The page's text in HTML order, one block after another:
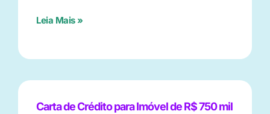
Leia Mais »
Carta de Crédito para Imóvel de R$ 750 mil